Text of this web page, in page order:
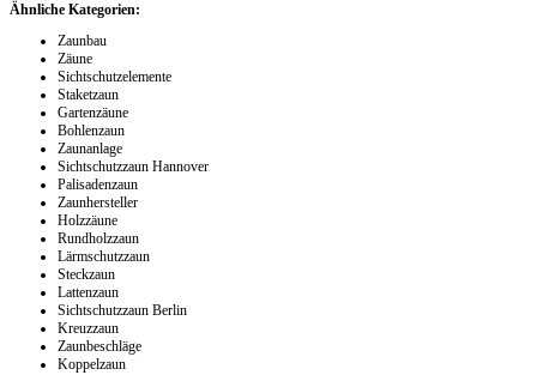
Ähnliche Kategorien:
Zaunbau
Zäune
Sichtschutzelemente
Staketzaun
Gartenzäune
Bohlenzaun
Zaunanlage
Sichtschutzzaun Hannover
Palisadenzaun
Zaunhersteller
Holzzäune
Rundholzzaun
Lärmschutzzaun
Steckzaun
Lattenzaun
Sichtschutzzaun Berlin
Kreuzzaun
Zaunbeschläge
Koppelzaun